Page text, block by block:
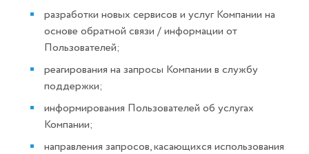
разработки новых сервисов и услуг Компании на
основе обратной связи / информации от
Пользователей;
реагирования на запросы Компании в службу
поддержки;
информирования Пользователей об услугах
Компании;
направления запросов, касающихся использования